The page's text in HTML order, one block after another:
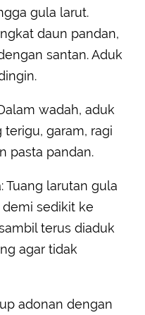
gula larut.
daun pandan,
santan. Aduk
wadah, aduk
garam, ragi
pasta pandan.
Tuang larutan gula
sedikit ke
terus diaduk
agar tidak
adonan dengan